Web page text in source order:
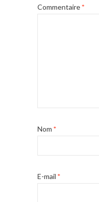
Commentaire*
Nom *
E-mail *